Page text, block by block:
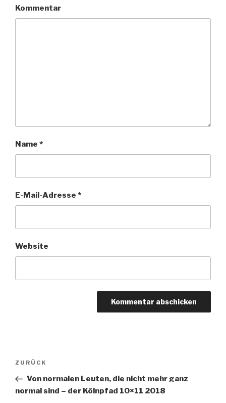
Kommentar
Name *
E-Mail-Adresse *
Website
Beitragsnavigation
Vorheriger
Beitrag
ZURÜCK
Von normalen Leuten, die nicht mehr ganz
normal sind – der Kölnpfad 10×11 2018